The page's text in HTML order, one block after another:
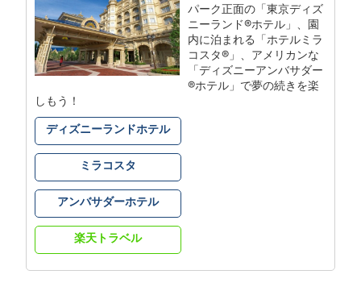
パーク正面の「東京ディズ
ニーランド®ホテル」、園
内に泊まれる「ホテルミラ
コスタ®」、アメリカンな
「ディズニーアンバサダー
®ホテル」で夢の続きを楽
しもう！
ディズニーランドホテル
ミラコスタ
アンバサダーホテル
楽天トラベル